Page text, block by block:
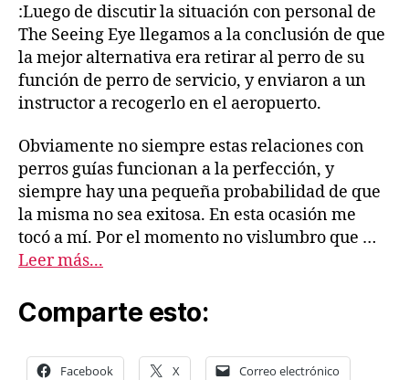
:Luego de discutir la situación con personal de
The Seeing Eye llegamos a la conclusión de que
la mejor alternativa era retirar al perro de su
función de perro de servicio, y enviaron a un
instructor a recogerlo en el aeropuerto.
Obviamente no siempre estas relaciones con
perros guías funcionan a la perfección, y
siempre hay una pequeña probabilidad de que
la misma no sea exitosa. En esta ocasión me
tocó a mí. Por el momento no vislumbro que …
Leer más...
Comparte esto:
Facebook X Correo electrónico